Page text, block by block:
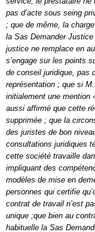
pas d’acte sous seing
; que de même, la
la Sas Demander
justice ne remplace en
s’engage sur les points
de conseil juridique, pas
représentation ; que si
initialement une mention
aussi affirmé que cette
supprimée ; que la
des juristes de bon
consultations juridiques
cette société travaille
impliquant des
modèles de mise en
personnes qui certifie
contrat de travail n’est
unique ;que bien au
habituelle la Sas